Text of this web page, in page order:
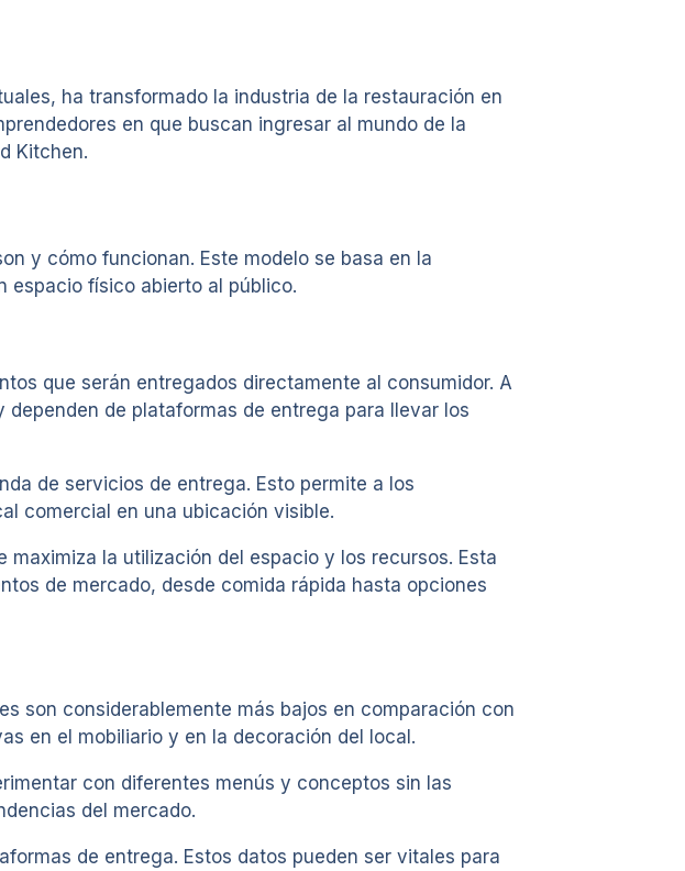
ha transformado la industria de la restauración en
en que buscan ingresar al mundo de la
Kitchen.
y cómo funcionan. Este modelo se basa en la
espacio físico abierto al público.
que serán entregados directamente al consumidor. A
de plataformas de entrega para llevar los
de servicios de entrega. Esto permite a los
comercial en una ubicación visible.
la utilización del espacio y los recursos. Esta
de mercado, desde comida rápida hasta opciones
son considerablemente más bajos en comparación con
en el mobiliario y en la decoración del local.
con diferentes menús y conceptos sin las
del mercado.
de entrega. Estos datos pueden ser vitales para